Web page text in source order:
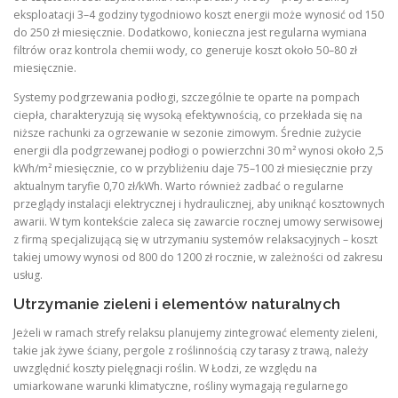
eksploatacji 3–4 godziny tygodniowo koszt energii może wynosić od 150
do 250 zł miesięcznie. Dodatkowo, konieczna jest regularna wymiana
filtrów oraz kontrola chemii wody, co generuje koszt około 50–80 zł
miesięcznie.
Systemy podgrzewania podłogi, szczególnie te oparte na pompach
ciepła, charakteryzują się wysoką efektywnością, co przekłada się na
niższe rachunki za ogrzewanie w sezonie zimowym. Średnie zużycie
energii dla podgrzewanej podłogi o powierzchni 30 m² wynosi około 2,5
kWh/m² miesięcznie, co w przybliżeniu daje 75–100 zł miesięcznie przy
aktualnym taryfie 0,70 zł/kWh. Warto również zadbać o regularne
przeglądy instalacji elektrycznej i hydraulicznej, aby uniknąć kosztownych
awarii. W tym kontekście zaleca się zawarcie rocznej umowy serwisowej
z firmą specjalizującą się w utrzymaniu systemów relaksacyjnych – koszt
takiej umowy wynosi od 800 do 1200 zł rocznie, w zależności od zakresu
usług.
Utrzymanie zieleni i elementów naturalnych
Jeżeli w ramach strefy relaksu planujemy zintegrować elementy zieleni,
takie jak żywe ściany, pergole z roślinnością czy tarasy z trawą, należy
uwzględnić koszty pielęgnacji roślin. W Łodzi, ze względu na
umiarkowane warunki klimatyczne, rośliny wymagają regularnego